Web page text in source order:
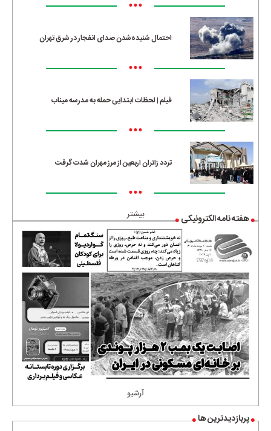
•••
احتمال شنیده‌شدن صدای انفجار در شرق تهران
•••
فیلم | لحظات ابتدایی حمله به مدرسه میناب
•••
تردد زائران اربعین از مرز مهران شدت گرفت
•••
بیشتر هفته نامه الکترونیکی
آرشیو
پربازدیدترین ها